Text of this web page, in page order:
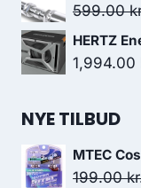
599.00
HERTZ
1,994.00
NYE TILBUD
MTEC
199.00